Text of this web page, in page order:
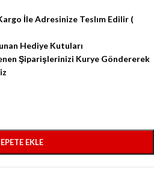
İle Adresinize Teslım Edilir (
Hediye Kutuları
Şiparişlerinizi Kurye Göndererek
EKLE